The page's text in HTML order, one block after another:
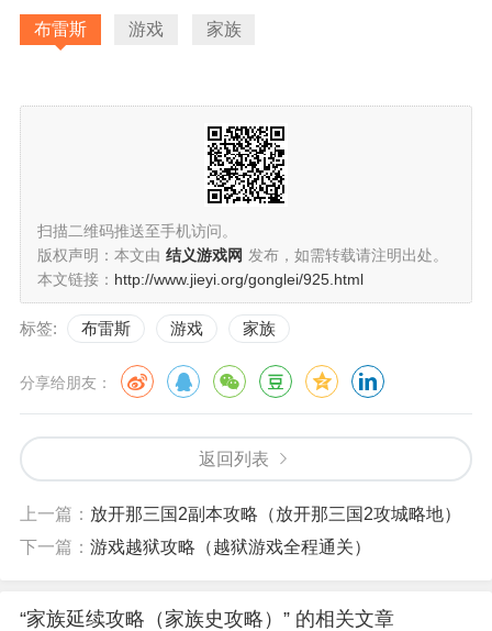
布雷斯 游戏 家族
扫描二维码推送至手机访问。
版权声明：本文由 结义游戏网 发布，如需转载请注明出处。
本文链接： http://www.jieyi.org/gonglei/925.html
标签: 布雷斯 游戏 家族
分享给朋友：
返回列表
上一篇： 放开那三国2副本攻略（放开那三国2攻城略地）
下一篇： 游戏越狱攻略（越狱游戏全程通关）
“家族延续攻略（家族史攻略）” 的相关文章